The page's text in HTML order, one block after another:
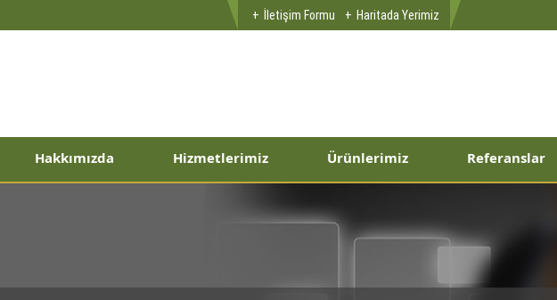
İletişim Formu Haritada Yerimiz
Hakkımızda Hizmetlerimiz Ürünlerimiz Referanslar